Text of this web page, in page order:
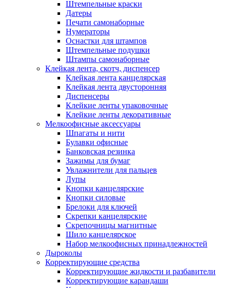
Штемпельные краски
Датеры
Печати самонаборные
Нумераторы
Оснастки для штампов
Штемпельные подушки
Штампы самонаборные
Клейкая лента, скотч, диспенсер
Клейкая лента канцелярская
Клейкая лента двусторонняя
Диспенсеры
Клейкие ленты упаковочные
Клейкие ленты декоративные
Мелкоофисные аксессуары
Шпагаты и нити
Булавки офисные
Банковская резинка
Зажимы для бумаг
Увлажнители для пальцев
Лупы
Кнопки канцелярские
Кнопки силовые
Брелоки для ключей
Скрепки канцелярские
Скрепочницы магнитные
Шило канцелярское
Набор мелкоофисных принадлежностей
Дыроколы
Корректирующие средства
Корректирующие жидкости и разбавители
Корректирующие карандаши